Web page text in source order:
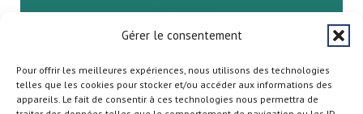
Gérer le consentement
Pour offrir les meilleures expériences, nous utilisons des technologies
telles que les cookies pour stocker et/ou accéder aux informations des
appareils. Le fait de consentir à ces technologies nous permettra de
S'abonner